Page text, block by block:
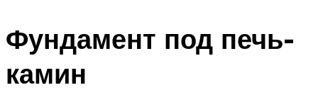
Фундамент под печь-
камин